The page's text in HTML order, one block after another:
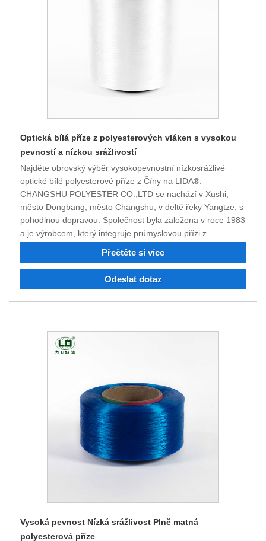
Optická bílá příze z polyesterových vláken s vysokou
pevností a nízkou srážlivostí
Najděte obrovský výběr vysokopevnostní nízkosrážlivé
optické bílé polyesterové příze z Číny na LIDA®.
CHANGSHU POLYESTER CO.,LTD se nachází v Xushi,
město Dongbang, město Changshu, v deltě řeky Yangtze, s
pohodlnou dopravou. Společnost byla založena v roce 1983
a je výrobcem, který integruje průmyslovou přízi z
nylonového polyesteru s jemným denierem, nylonem
barveným nylonem 6, nylonem 66, průmyslovou přízí z
nylonovým polyesterovým vláknem. Můžete si objednat
zákazníků.
Přečtěte si více
Odeslat dotaz
Vysoká pevnost Nízká srážlivost Plně matná
polyesterová příze